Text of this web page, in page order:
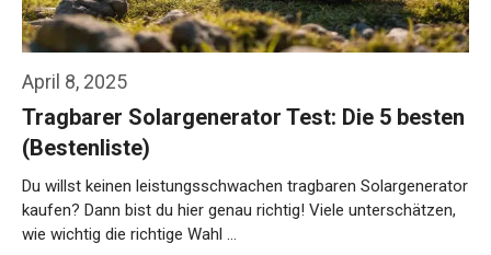
April 8, 2025
Tragbarer Solargenerator Test: Die 5 besten
(Bestenliste)
Du willst keinen leistungsschwachen tragbaren Solargenerator
kaufen? Dann bist du hier genau richtig! Viele unterschätzen,
wie wichtig die richtige Wahl …